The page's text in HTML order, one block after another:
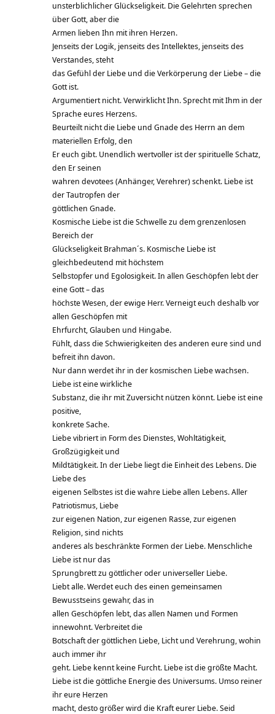
unsterblichlicher Glückseligkeit. Die Gelehrten sprechen
über Gott, aber die
Armen lieben Ihn mit ihren Herzen.
Jenseits der Logik, jenseits des Intellektes, jenseits des
Verstandes, steht
das Gefühl der Liebe und die Verkörperung der Liebe – die
Gott ist.
Argumentiert nicht. Verwirklicht Ihn. Sprecht mit Ihm in der
Sprache eures Herzens.
Beurteilt nicht die Liebe und Gnade des Herrn an dem
materiellen Erfolg, den
Er euch gibt. Unendlich wertvoller ist der spirituelle Schatz,
den Er seinen
wahren devotees (Anhänger, Verehrer) schenkt. Liebe ist
der Tautropfen der
göttlichen Gnade.
Kosmische Liebe ist die Schwelle zu dem grenzenlosen
Bereich der
Glückseligkeit Brahman´s. Kosmische Liebe ist
gleichbedeutend mit höchstem
Selbstopfer und Egolosigkeit. In allen Geschöpfen lebt der
eine Gott – das
höchste Wesen, der ewige Herr. Verneigt euch deshalb vor
allen Geschöpfen mit
Ehrfurcht, Glauben und Hingabe.
Fühlt, dass die Schwierigkeiten des anderen eure sind und
befreit ihn davon.
Nur dann werdet ihr in der kosmischen Liebe wachsen.
Liebe ist eine wirkliche
Substanz, die ihr mit Zuversicht nützen könnt. Liebe ist eine
positive,
konkrete Sache.
Liebe vibriert in Form des Dienstes, Wohltätigkeit,
Großzügigkeit und
Mildtätigkeit. In der Liebe liegt die Einheit des Lebens. Die
Liebe des
eigenen Selbstes ist die wahre Liebe allen Lebens. Aller
Patriotismus, Liebe
zur eigenen Nation, zur eigenen Rasse, zur eigenen
Religion, sind nichts
anderes als beschränkte Formen der Liebe. Menschliche
Liebe ist nur das
Sprungbrett zu göttlicher oder universeller Liebe.
Liebt alle. Werdet euch des einen gemeinsamen
Bewusstseins gewahr, das in
allen Geschöpfen lebt, das allen Namen und Formen
innewohnt. Verbreitet die
Botschaft der göttlichen Liebe, Licht und Verehrung, wohin
auch immer ihr
geht. Liebe kennt keine Furcht. Liebe ist die größte Macht.
Liebe ist die göttliche Energie des Universums. Umso reiner
ihr eure Herzen
macht, desto größer wird die Kraft eurer Liebe. Seid